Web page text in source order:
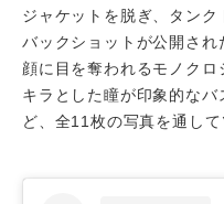
ジャケットを脱ぎ、タン
バックショットが公開さ
顔に目を奪われるモノク
キラとした瞳が印象的な
ど、全11枚の写真を通し